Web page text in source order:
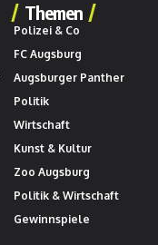
Themen
Polizei & Co
FC Augsburg
Augsburger Panther
Politik
Wirtschaft
Kunst & Kultur
Zoo Augsburg
Politik & Wirtschaft
Gewinnspiele